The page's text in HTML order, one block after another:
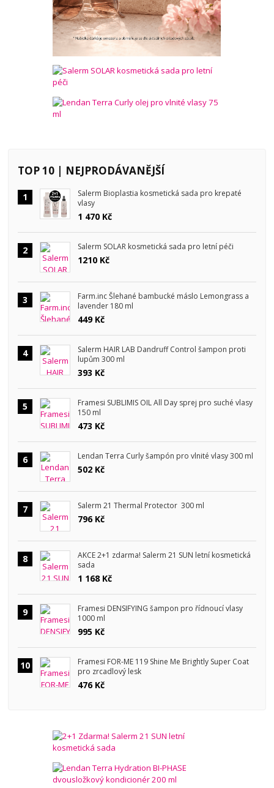
TOP 10 | NEJPRODÁVANĚJŠÍ
1
Salerm Bioplastia kosmetická sada pro krepaté
vlasy
1 470 Kč
2 Salerm SOLAR kosmetická sada pro letní péči
1210 Kč
3
Farm.inc Šlehané bambucké máslo Lemongrass a
lavender 180 ml
449 Kč
4
Salerm HAIR LAB Dandruff Control šampon proti
lupům 300 ml
393 Kč
5
Framesi SUBLIMIS OIL All Day sprej pro suché vlasy
150 ml
473 Kč
6 Lendan Terra Curly šampón pro vlnité vlasy 300 ml
502 Kč
7 Salerm 21 Thermal Protector 300 ml
796 Kč
8
AKCE 2+1 zdarma! Salerm 21 SUN letní kosmetická
sada
1 168 Kč
9
Framesi DENSIFYING šampon pro řídnoucí vlasy
1000 ml
995 Kč
10
Framesi FOR-ME 119 Shine Me Brightly Super Coat
pro zrcadlový lesk
476 Kč